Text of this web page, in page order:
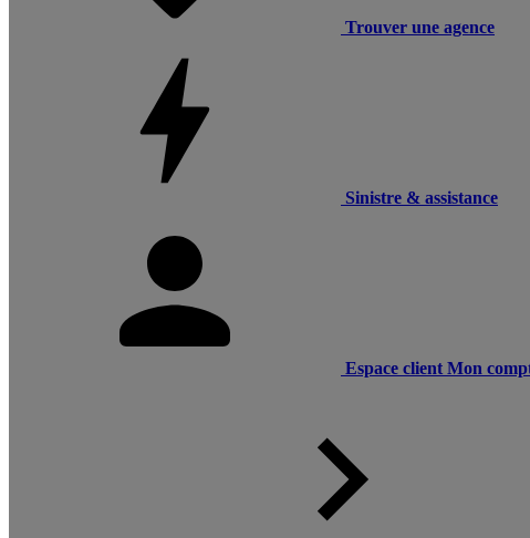
Trouver une agence
Sinistre & assistance
Espace client Mon